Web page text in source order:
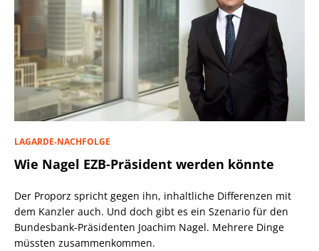
LAGARDE-NACHFOLGE
Wie Nagel EZB-Präsident werden könnte
Der Proporz spricht gegen ihn, inhaltliche Differenzen mit
dem Kanzler auch. Und doch gibt es ein Szenario für den
Bundesbank-Präsidenten Joachim Nagel. Mehrere Dinge
müssten zusammenkommen.